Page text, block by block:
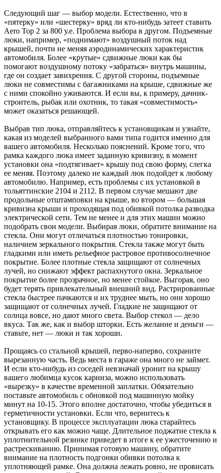
Следующий шаг — выбор модели. Естественно, что в
«пятерку» или «шестерку» вряд ли кто-нибудь затеет ставить
Aero Top 2 за 800 у.е. Проблема выбора в другом. Подъемные
люки, например, «поднимают» воздушный поток над
крышей, почти не меняя аэродинамических характеристик
автомобиля. Более «крутые» сдвижные люки как бы
помогают воздушному потоку «забраться» внутрь машины,
где он создает завихрения. С другой стороны, подъемные
люки не совместимы с багажниками на крыше, сдвижные же
с ними спокойно уживаются. И если вы, к примеру, дачник-
строитель, рыбак или охотник, то такая «совместимость»
может оказаться решающей.
Выбрав тип люка, отправляйтесь к установщикам и узнайте,
какая из моделей выбранного вами типа годится именно для
вашего автомобиля. Несколько пояснений. Кроме того, что
рамка каждого люка имеет заданную кривизну, в момент
установки она «подтягивает» крышу под свою форму, слегка
ее меняя. Поэтому далеко не каждый люк подойдет к любому
автомобилю. Например, есть проблемы с их установкой в
тольяттинские 2104 и 2112. В первом случае мешают две
продольные отштамповки на крыше, во втором — большая
кривизна крыши и проходящая под обивкой потолка разводка
электрической сети. Тем не менее и для этих машин можно
подобрать свои модели. Выбирая люки, обратите внимание на
стекла. Они могут отличаться плотностью тонировки,
наличием зеркального покрытия. Стекла также могут быть
гладкими или иметь рельефное растровое противосолнечное
покрытие. Более плотные стекла защищают от солнечных
лучей, но снижают эффект распахнутого окна. Зеркальное
покрытие более прозрачное, но менее стойкое. Выгорая, оно
будет терять привлекательный внешний вид. Растрированные
стекла быстрее пачкаются и их труднее мыть, но они хорошо
защищают от солнечных лучей. Гладкие не защищают от
солнца вовсе, но дают много света. Выбор стекол — дело
вкуса. Так же, как и выбор шторки. Есть желание и деньги —
ставьте, нет — люки и так хороши.
Прощаясь со стальной крышей, перво-наперво, сохраните
вырезанную часть. Ведь места в гараже она много не займет.
И если кто-нибудь из соседей невзначай уронит на крышу
вашего любимца кусок карниза, можно использовать
«вырезку» в качестве временной заплатки. Обязательно
поставьте автомобиль с обновкой под машинную мойку
минут на 10-15. Этого вполне достаточно, чтобы убедиться в
герметичности установки. Если что, вернитесь к
установщику. В процессе эксплуатации люка старайтесь
открывать его как можно чаще. Длительное поджатие стекла к
уплотнительной резинке приведет в итоге к ее ужесточению и
растрескиванию. Принимая готовую машину, обратите
внимание на плотность подгонки обивки потолка к
уплотняющей рамке. Она должна лежать ровно, не провисать